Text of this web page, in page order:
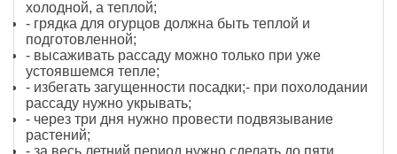
холодной, а теплой;
- грядка для огурцов должна быть теплой и
подготовленной;
- высаживать рассаду можно только при уже
устоявшемся тепле;
- избегать загущенности посадки;- при похолодании
рассаду нужно укрывать;
- через три дня нужно провести подвязывание
растений;
- за весь летний период нужно сделать до пяти